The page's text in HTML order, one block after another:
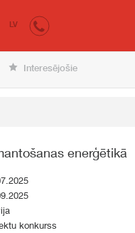
LV
Interesējošie
enerģētikā
konkurss